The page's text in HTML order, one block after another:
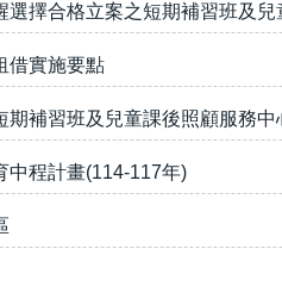
選擇合格立案之短期補習班及
借實施要點
期補習班及兒童課後照顧服務
中程計畫(114-117年)